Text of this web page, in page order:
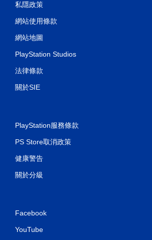
私隱政策
網站使用條款
網站地圖
PlayStation Studios
法律條款
關於SIE
PlayStation服務條款
PS Store取消政策
健康警告
關於分級
Facebook
YouTube